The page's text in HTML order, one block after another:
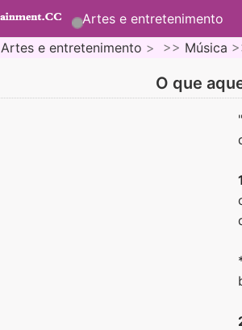
Artes e entretenimento
Artes e entretenimento > >> Música
O que